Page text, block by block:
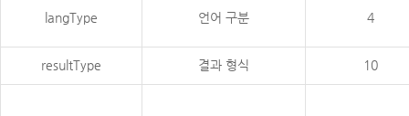
langType 언어 구분 4
resultType 결과 형식 10